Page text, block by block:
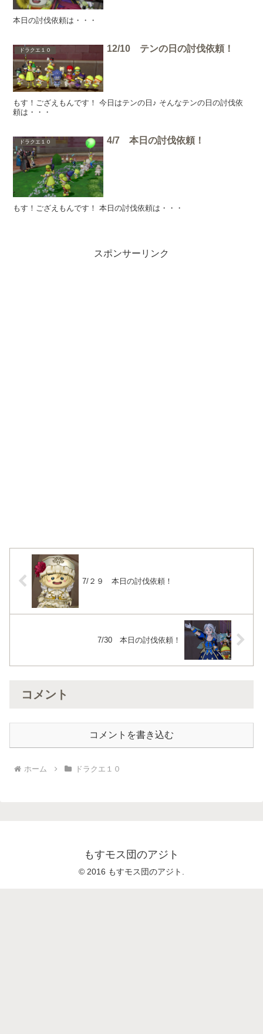
本日の討伐依頼は・・・
ドラクエ１０ 12/10 テンの日の討伐依頼！
もす！ござえもんです！ 今日はテンの日♪ そんなテンの日の討伐依
頼は・・・
ドラクエ１０ 4/7 本日の討伐依頼！
もす！ござえもんです！ 本日の討伐依頼は・・・
スポンサーリンク
7/２９ 本日の討伐依頼！
7/30 本日の討伐依頼！
コメント
コメントを書き込む
ホーム ドラクエ１０
もすモス団のアジト
© 2016 もすモス団のアジト.